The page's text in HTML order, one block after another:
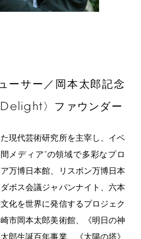
ーサー／岡本太郎記念
Delight〉ファウンダー
現代芸術研究所を主宰し、イベ
メディア”の領域で多彩なプロ
万博日本館、リスボン万博日本
ボス会議ジャパンナイト、六本
化を世界に発信するプロジェク
市岡本太郎美術館、《明日の神